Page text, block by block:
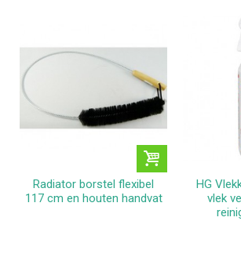
Radiator borstel flexibel
117 cm en houten handvat
HG
vlek